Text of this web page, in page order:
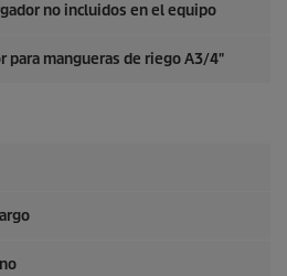
no incluidos en el equipo
para mangueras de riego A3/4"